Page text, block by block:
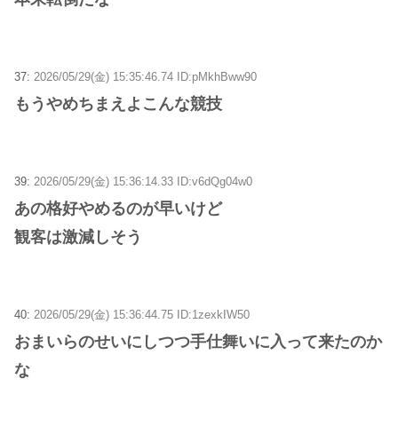
37: 2026/05/29(金) 15:35:46.74 ID:pMkhBww90
もうやめちまえよこんな競技
39: 2026/05/29(金) 15:36:14.33 ID:v6dQg04w0
あの格好やめるのが早いけど
観客は激減しそう
40: 2026/05/29(金) 15:36:44.75 ID:1zexkIW50
おまいらのせいにしつつ手仕舞いに入って来たのか
な